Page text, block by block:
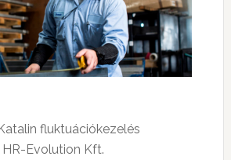
fluktuációkezelés
Evolution Kft.